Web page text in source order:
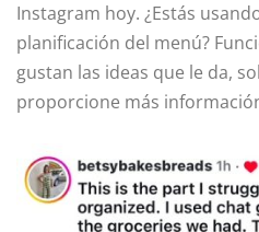
Instagram hoy. ¿Estás
planificación del menú?
gustan las ideas que le da,
proporcione más